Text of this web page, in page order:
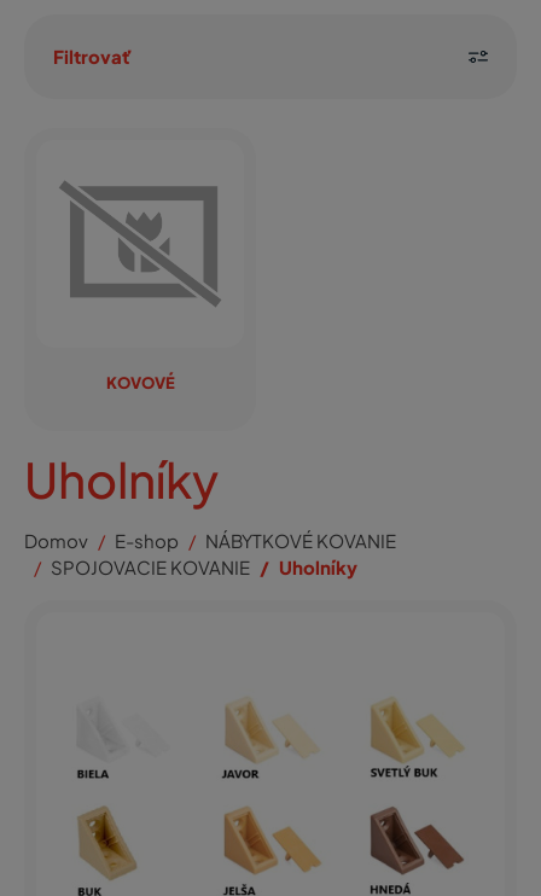
Filtrovať
KOVOVÉ
Uholníky
Domov E-shop
NÁBYTKOVÉ KOVANIE
SPOJOVACIE KOVANIE
Uholníky